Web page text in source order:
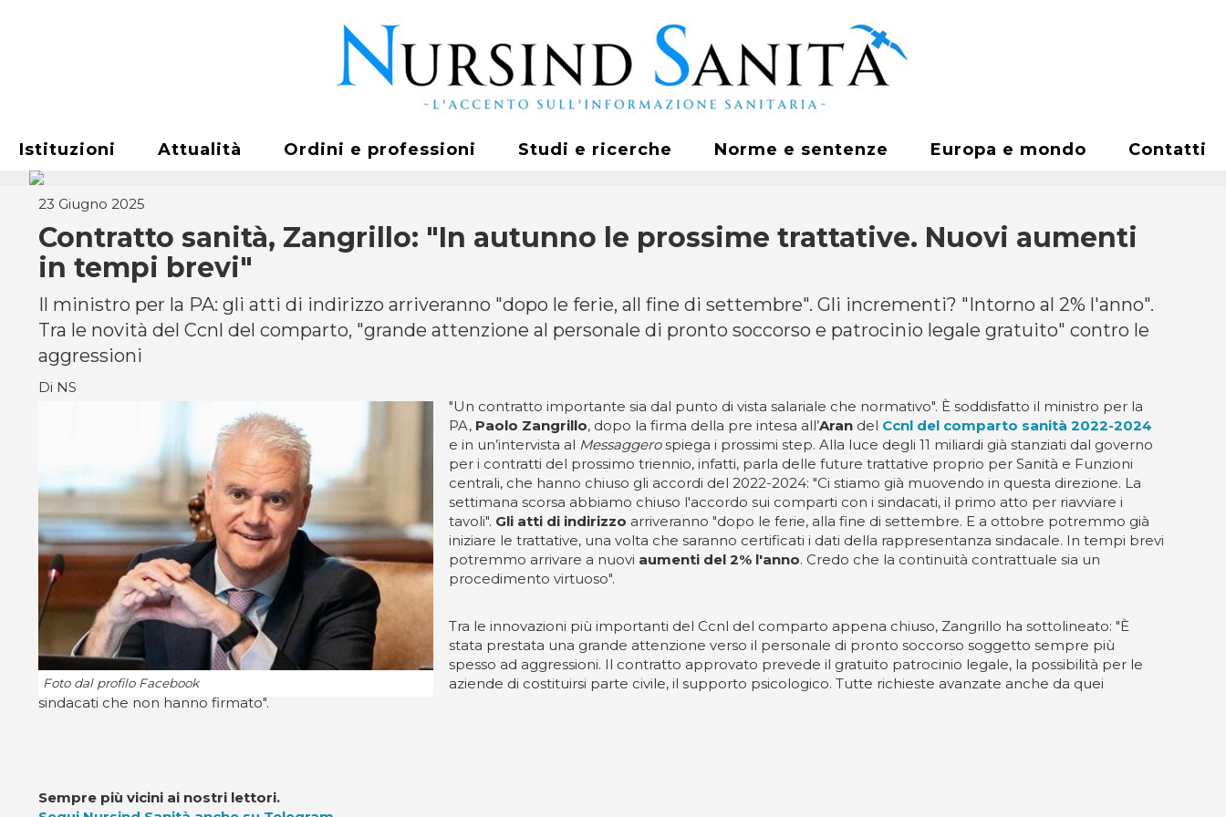
Istituzioni Attualità Ordini e professioni Studi e ricerche Norme e sentenze Europa e mondo Contatti
23 Giugno 2025
Contratto sanità, Zangrillo: "In autunno le prossime trattative. Nuovi aumenti
in tempi brevi"
Il ministro per la PA: gli atti di indirizzo arriveranno "dopo le ferie, all fine di settembre". Gli incrementi? "Intorno al 2% l'anno".
Tra le novità del Ccnl del comparto, "grande attenzione al personale di pronto soccorso e patrocinio legale gratuito" contro le
aggressioni
Di NS
Foto dal profilo Facebook
"Un contratto importante sia dal punto di vista salariale che normativo". È soddisfatto il ministro per la
PA, Paolo Zangrillo, dopo la firma della pre intesa all’Aran del Ccnl del comparto sanità 2022-2024
e in un’intervista al Messaggerospiega i prossimi step. Alla luce degli 11 miliardi già stanziati dal governo
per i contratti del prossimo triennio, infatti, parla delle future trattative proprio per Sanità e Funzioni
centrali, che hanno chiuso gli accordi del 2022-2024: "Ci stiamo già muovendo in questa direzione. La
settimana scorsa abbiamo chiuso l'accordo sui comparti con i sindacati, il primo atto per riavviare i
tavoli". Gli atti di indirizzo arriveranno "dopo le ferie, alla fine di settembre. E a ottobre potremmo già
iniziare le trattative, una volta che saranno certificati i dati della rappresentanza sindacale. In tempi brevi
potremmo arrivare a nuovi aumenti del 2% l'anno. Credo che la continuità contrattuale sia un
procedimento virtuoso".
Tra le innovazioni più importanti del Ccnl del comparto appena chiuso, Zangrillo ha sottolineato: "È
stata prestata una grande attenzione verso il personale di pronto soccorso soggetto sempre più
spesso ad aggressioni. Il contratto approvato prevede il gratuito patrocinio legale, la possibilità per le
aziende di costituirsi parte civile, il supporto psicologico. Tutte richieste avanzate anche da quei
sindacati che non hanno firmato".
Sempre più vicini ai nostri lettori.